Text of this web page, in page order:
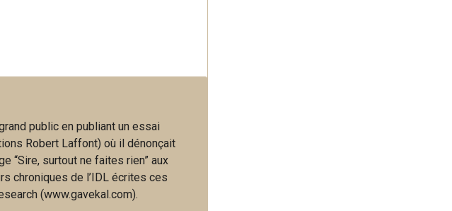
public en publiant un essai
Robert Laffont) où il dénonçait
“Sire, surtout ne faites rien” aux
chroniques de l’IDL écrites ces
(www.gavekal.com).